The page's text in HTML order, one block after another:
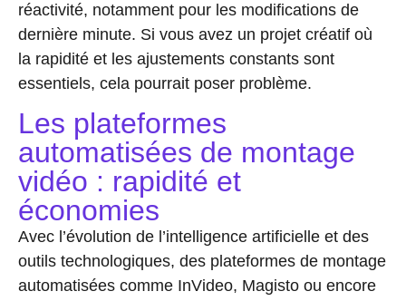
réactivité, notamment pour les modifications de
dernière minute. Si vous avez un projet créatif où
la rapidité et les ajustements constants sont
essentiels, cela pourrait poser problème.
Les plateformes
automatisées de montage
vidéo : rapidité et
économies
Avec l’évolution de l’intelligence artificielle et des
outils technologiques, des plateformes de montage
automatisées comme InVideo, Magisto ou encore